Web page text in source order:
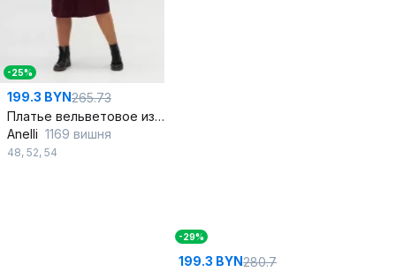
-25%
199.3 BYN265.73
Платье вельветовое из хлопка, длина ниже колена с воланом
Anelli 1169 вишня
48, 52, 54
-29%
199.3 BYN280.7